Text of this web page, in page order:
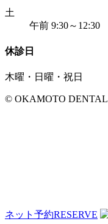
土
午前 9:30～12:30
休診日
木曜・日曜・祝日
© OKAMOTO DENTAL
ネット予約RESERVE